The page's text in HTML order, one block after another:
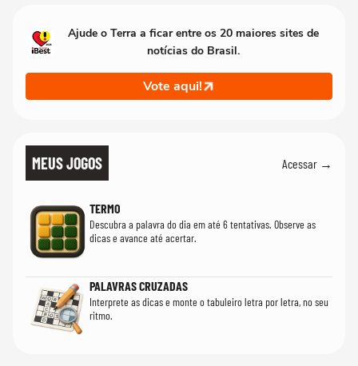
Ajude o Terra a ficar entre os 20 maiores sites de
notícias do Brasil.
Vote aqui!
MEUS JOGOS Acessar →
TERMO
Descubra a palavra do dia em até 6 tentativas. Observe as
dicas e avance até acertar.
PALAVRAS CRUZADAS
Interprete as dicas e monte o tabuleiro letra por letra, no seu
ritmo.